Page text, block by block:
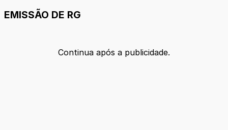
EMISSÃO DE RG
Continua após a publicidade.